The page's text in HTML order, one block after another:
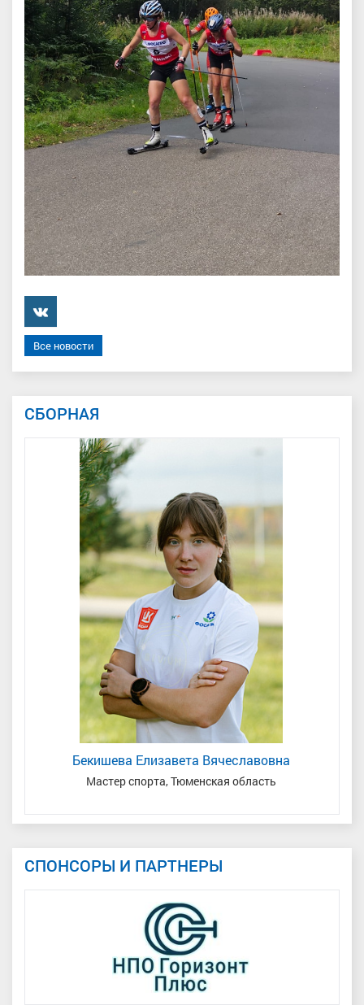
���������
Все новости
СБОРНАЯ
Бекишева Елизавета Вячеславовна
Мастер спорта, Тюменская область
СПОНСОРЫ И ПАРТНЕРЫ